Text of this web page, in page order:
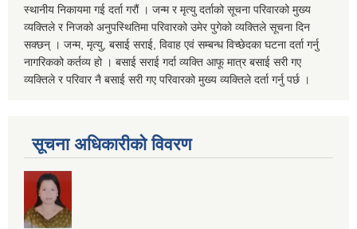
स्थानीय निकायमा गई दर्ता गरौं । जन्म र मृत्यु दर्ताको सूचना परिवारको मुख्य
व्यक्तिले र निजको अनुपस्थितिमा परिवारको उमेर पुगेको व्यक्तिले सूचना दिन
सक्छन् । जन्म, मृत्यु, बसाई सराई, विवाह एवं सम्बन्ध विच्छेदका घटना दर्ता गर्नु
नागरिकको कर्तव्य हो । बसाई सराई गर्दा व्यक्ति आफू मात्र बसाई सरी गए
व्यक्तिले र परिवार नै बसाई सरी गए परिवारको मुख्य व्यक्तिले दर्ता गर्नु पर्छ ।
सूचना अधिकारीको विवरण